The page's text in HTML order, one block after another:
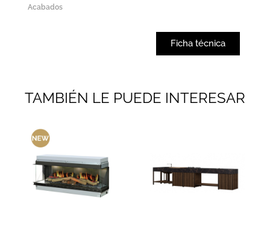
Acabados
Ficha técnica
TAMBIÉN LE PUEDE INTERESAR